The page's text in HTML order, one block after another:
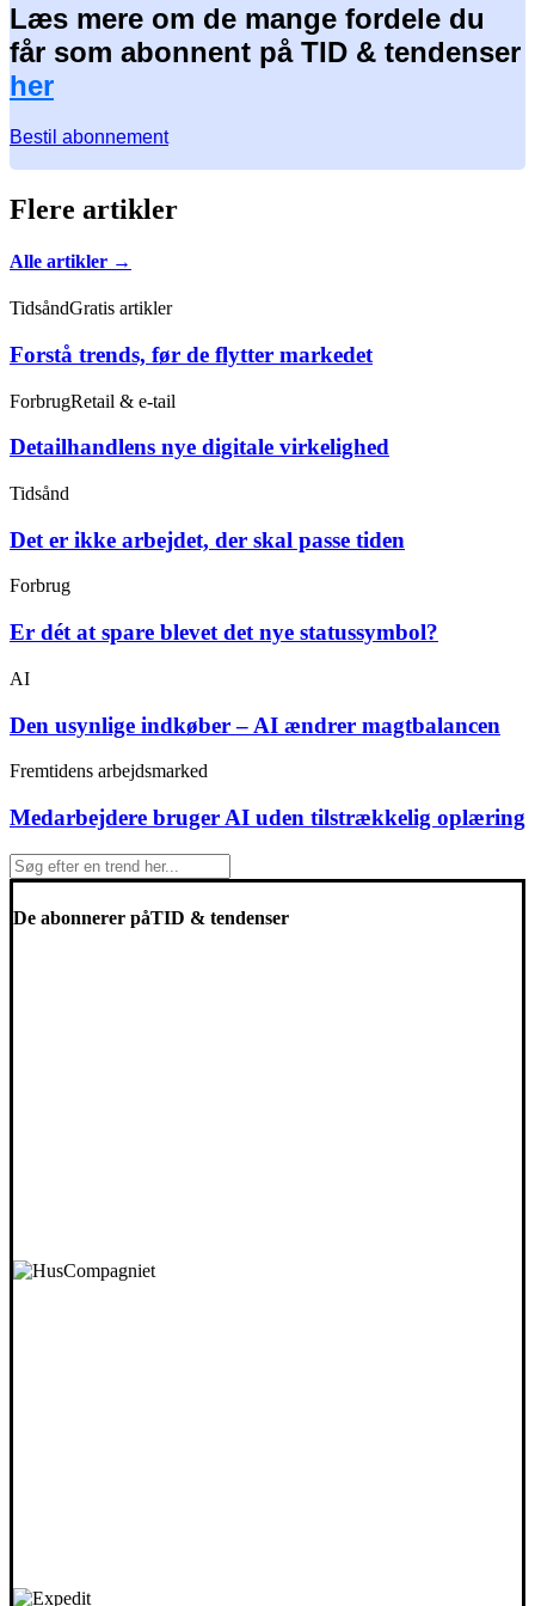
Læs mere om de mange fordele du
får som abonnent på TID & tendenser
her
Bestil abonnement
Flere artikler
Alle artikler →
TidsåndGratis artikler
Forstå trends, før de flytter markedet
ForbrugRetail & e-tail
Detailhandlens nye digitale virkelighed
Tidsånd
Det er ikke arbejdet, der skal passe tiden
Forbrug
Er dét at spare blevet det nye statussymbol?
AI
Den usynlige indkøber – AI ændrer magtbalancen
Fremtidens arbejdsmarked
Medarbejdere bruger AI uden tilstrækkelig oplæring
De abonnerer påTID & tendenser